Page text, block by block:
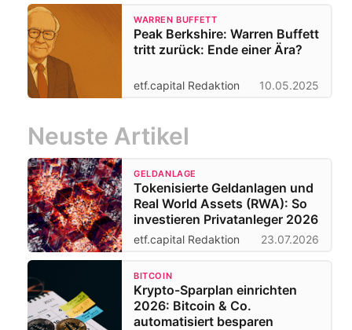
WARREN BUFFETT
Peak Berkshire: Warren Buffett
tritt zurück: Ende einer Ära?
etf.capital Redaktion 10.05.2025
Neuste Artikel
GELDANLAGE
Tokenisierte Geldanlagen und
Real World Assets (RWA): So
investieren Privatanleger 2026
etf.capital Redaktion 23.07.2026
BITCOIN
Krypto-Sparplan einrichten
2026: Bitcoin & Co.
automatisiert besparen